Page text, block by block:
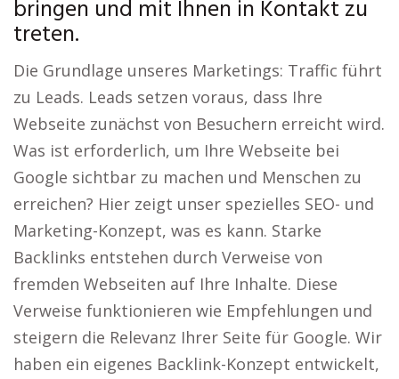
bringen und mit Ihnen in Kontakt zu
treten.
Die Grundlage unseres Marketings: Traffic führt
zu Leads. Leads setzen voraus, dass Ihre
Webseite zunächst von Besuchern erreicht wird.
Was ist erforderlich, um Ihre Webseite bei
Google sichtbar zu machen und Menschen zu
erreichen? Hier zeigt unser spezielles SEO- und
Marketing-Konzept, was es kann. Starke
Backlinks entstehen durch Verweise von
fremden Webseiten auf Ihre Inhalte. Diese
Verweise funktionieren wie Empfehlungen und
steigern die Relevanz Ihrer Seite für Google. Wir
haben ein eigenes Backlink-Konzept entwickelt,